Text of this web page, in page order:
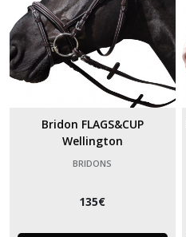
Bridon FLAGS&CUP
Wellington
BRIDONS
135€